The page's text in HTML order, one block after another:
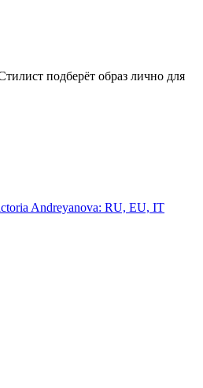
подберёт образ лично для
Andreyanova: RU, EU, IT